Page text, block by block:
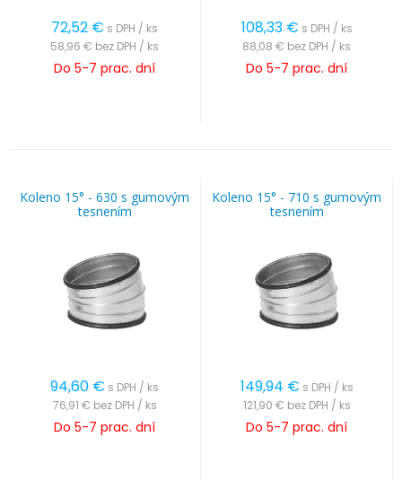
72,52 € s DPH / ks
58,96 € bez DPH / ks
Do 5-7 prac. dní
108,33 € s DPH / ks
88,08 € bez DPH / ks
Do 5-7 prac. dní
Koleno 15° - 630 s gumovým
tesnením
94,60 € s DPH / ks
76,91 € bez DPH / ks
Do 5-7 prac. dní
Koleno 15° - 710 s gumovým
tesnením
149,94 € s DPH / ks
121,90 € bez DPH / ks
Do 5-7 prac. dní